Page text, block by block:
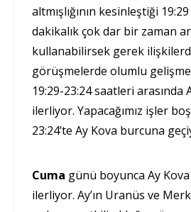
altmışlığının kesinleştiği
dakikalık çok dar bir zaman
kullanabilirsek gerek
görüşmelerde olumlu
19:29-23:24 saatleri arasında
ilerliyor. Yapacağımız işler
23:24’te Ay Kova burcuna
Cuma günü boyunca Ay
ilerliyor. Ay’ın Uranüs ve